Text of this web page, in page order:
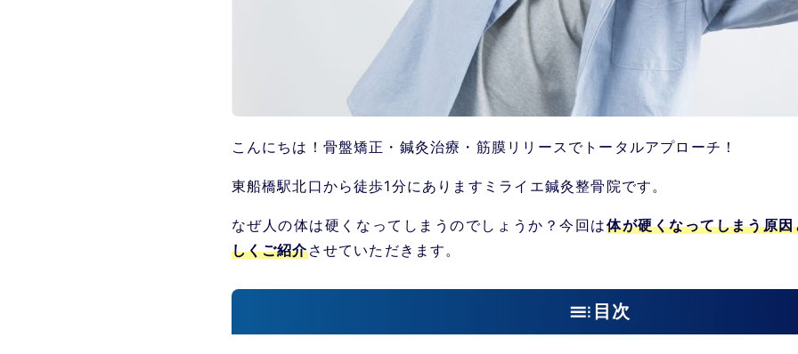
こんにちは！骨盤矯正・鍼灸治療・筋膜リリースでトータルアプローチ！
東船橋駅北口から徒歩1分にありますミライエ鍼灸整骨院です。
なぜ人の体は硬くなってしまうのでしょうか？今回は体が硬くなってしまう原
しくご紹介させていただきます。
目次